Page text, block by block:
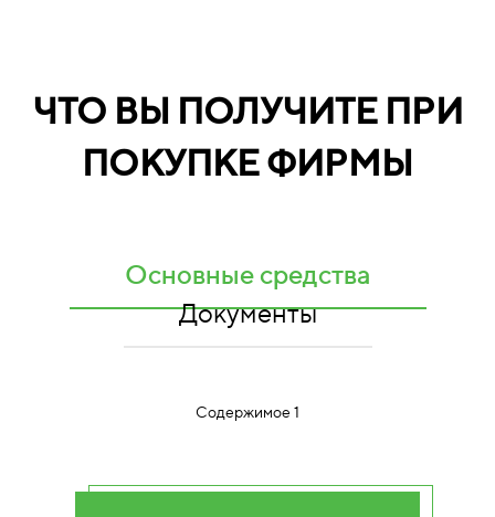
ЧТО ВЫ ПОЛУЧИТЕ ПРИ
ПОКУПКЕ ФИРМЫ
Основные средства
Документы
Содержимое 1